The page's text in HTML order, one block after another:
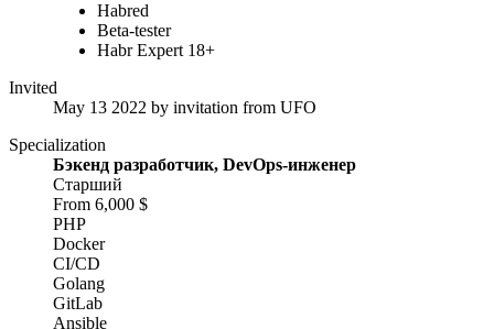
Habred
Beta-tester
Habr Expert 18+
Invited
May 13 2022 by invitation from UFO
Specialization
Бэкенд разработчик, DevOps-инженер
Старший
From 6,000 $
PHP
Docker
CI/CD
Golang
GitLab
Ansible